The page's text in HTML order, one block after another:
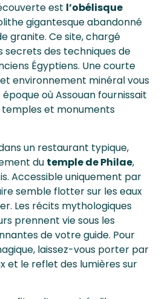
est l’obélisque
gigantesque abandonné
granite. Ce site, chargé
secrets des techniques de
Égyptiens. Une courte
environnement minéral vous
où Assouan fournissait
temples et monuments
un restaurant typique,
du temple de Philae,
Accessible uniquement par
semble flotter sur les eaux
Les récits mythologiques
prennent vie sous les
de votre guide. Pour
laissez-vous porter par
et le reflet des lumières sur